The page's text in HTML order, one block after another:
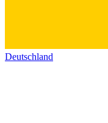
Deutschland